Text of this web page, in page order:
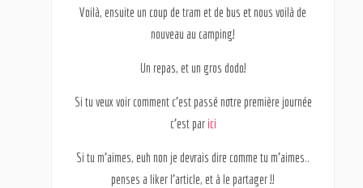
Voilà, ensuite un coup de tram et de bus et nous voilà de
nouveau au camping!
Un repas, et un gros dodo!
Si tu veux voir comment c’est passé notre première journée
c’est par ici
Si tu m’aimes, euh non je devrais dire comme tu m’aimes..
penses a liker l’article, et à le partager !!